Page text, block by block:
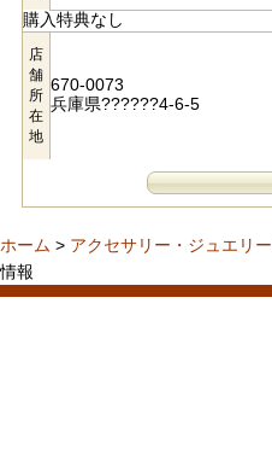
購入特典なし
店
舗
所
在
地
670-0073
兵庫県??????4-6-5
ホーム > アクセサリー・ジュエリー
情報